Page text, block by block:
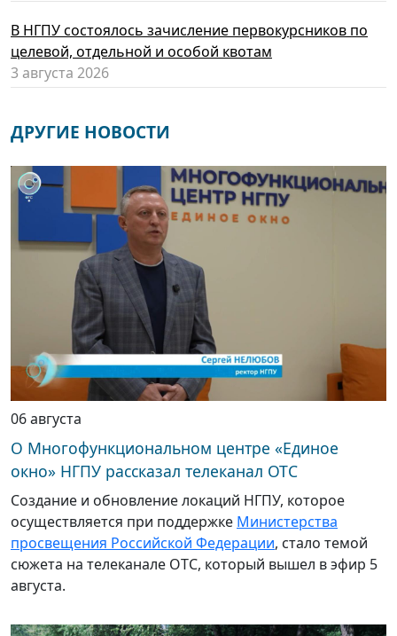
В НГПУ состоялось зачисление первокурсников по
целевой, отдельной и особой квотам
3 августа 2026
ДРУГИЕ НОВОСТИ
06 августа
О Многофункциональном центре «Единое
окно» НГПУ рассказал телеканал ОТС
Создание и обновление локаций НГПУ, которое
осуществляется при поддержке Министерства
просвещения Российской Федерации, стало темой
сюжета на телеканале ОТС, который вышел в эфир 5
августа.